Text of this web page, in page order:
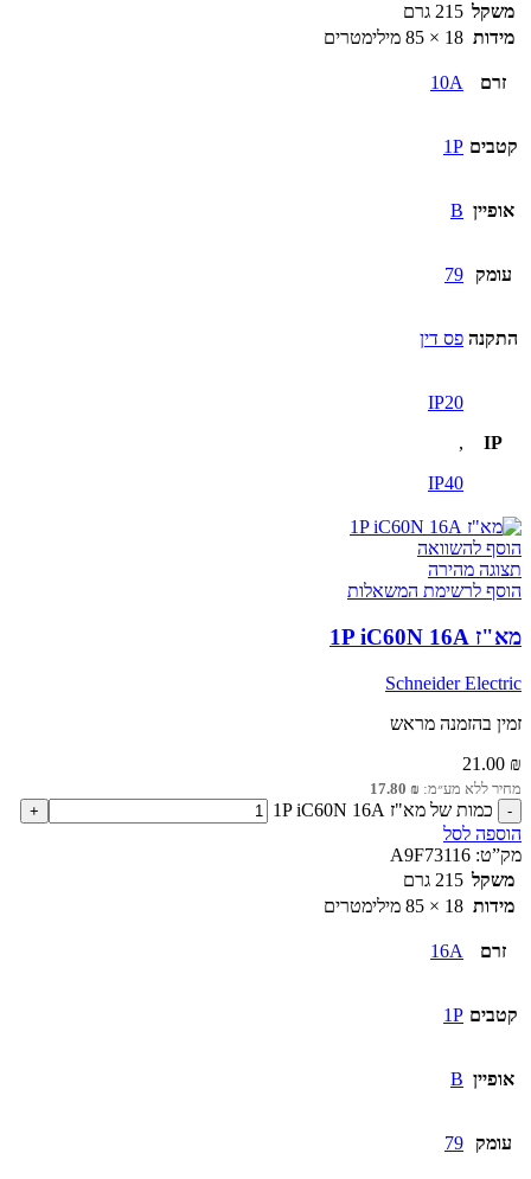
משקל 215 גרם
מידות 18 × 85 מילימטרים
זרם 10A
קטבים 1P
אופיין B
עומק 79
התקנה פס דין
IP
IP20
,
IP40
הוסף להשוואה
תצוגה מהירה
הוסף לרשימת המשאלות
מא"ז 1P iC60N 16A
Schneider Electric
זמין בהזמנה מראש
21.00 ₪
מחיר ללא מע״מ: 17.80 ₪
כמות של מא"ז 1P iC60N 16A
הוספה לסל
מק”ט: A9F73116
משקל 215 גרם
מידות 18 × 85 מילימטרים
זרם 16A
קטבים 1P
אופיין B
עומק 79